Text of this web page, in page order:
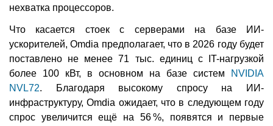
нехватка процессоров.
Что касается стоек с серверами на базе ИИ-
ускорителей, Omdia предполагает, что в 2026 году будет
поставлено не менее 71 тыс. единиц с IT-нагрузкой
более 100 кВт, в основном на базе систем
NVIDIA
NVL72. Благодаря высокому спросу на ИИ-
инфраструктуру, Omdia ожидает, что в следующем году
спрос увеличится ещё на 56 %, появятся и первые